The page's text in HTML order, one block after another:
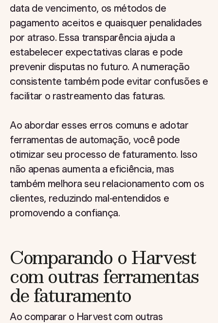
data de vencimento, os métodos de
pagamento aceitos e quaisquer penalidades
por atraso. Essa transparência ajuda a
estabelecer expectativas claras e pode
prevenir disputas no futuro. A numeração
consistente também pode evitar confusões e
facilitar o rastreamento das faturas.
Ao abordar esses erros comuns e adotar
ferramentas de automação, você pode
otimizar seu processo de faturamento. Isso
não apenas aumenta a eficiência, mas
também melhora seu relacionamento com os
clientes, reduzindo mal-entendidos e
promovendo a confiança.
Comparando o Harvest
com outras ferramentas
de faturamento
Ao comparar o Harvest com outras